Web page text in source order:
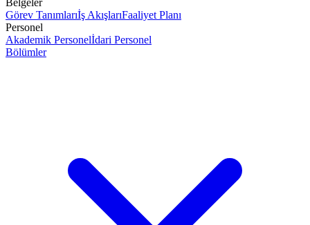
Belgeler
Görev Tanımlarıİş AkışlarıFaaliyet Planı
Personel
Akademik Personelİdari Personel
Bölümler